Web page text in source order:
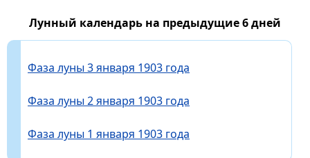
Лунный календарь на предыдущие 6 дней
Фаза луны 3 января 1903 года
Фаза луны 2 января 1903 года
Фаза луны 1 января 1903 года